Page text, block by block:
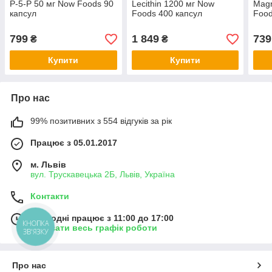
P-5-P 50 мг Now Foods 90
капсул
799 ₴
Купити
Lecithin 1200 мг Now
Foods 400 капсул
1 849₴
Купити
739
Про нас
99% позитивних з 554 відгуків за рік
Працює з 05.01.2017
м. Львів
вул. Трускавецька 2Б, Львів, Україна
Контакти
Сьогодні працює з 11:00 до 17:00
Показати весь графік роботи
Про нас
КНОПКА
ЗВ'ЯЗКУ